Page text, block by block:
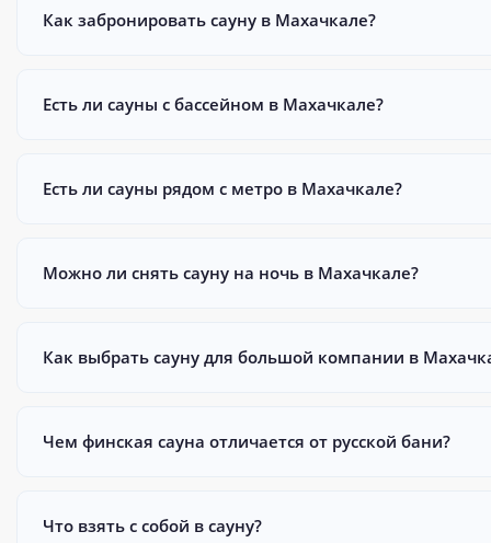
Как забронировать сауну в Махачкале?
Есть ли сауны с бассейном в Махачкале?
Есть ли сауны рядом с метро в Махачкале?
Можно ли снять сауну на ночь в Махачкале?
Как выбрать сауну для большой компании в
Чем финская сауна отличается от русской бани?
Что взять с собой в сауну?